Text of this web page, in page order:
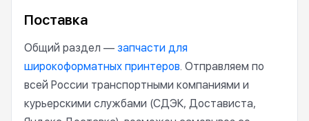
Поставка
Общий раздел — запчасти для
широкоформатных принтеров. Отправляем по
всей России транспортными компаниями и
курьерскими службами (СДЭК, Достависта,